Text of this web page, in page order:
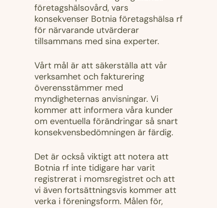
företagshälsovård, vars
konsekvenser Botnia företagshälsa rf
för närvarande utvärderar
tillsammans med sina experter.
Vårt mål är att säkerställa att vår
verksamhet och fakturering
överensstämmer med
myndigheternas anvisningar. Vi
kommer att informera våra kunder
om eventuella förändringar så snart
konsekvensbedömningen är färdig.
Det är också viktigt att notera att
Botnia rf inte tidigare har varit
registrerat i momsregistret och att
vi även fortsättningsvis kommer att
verka i föreningsform. Målen för,